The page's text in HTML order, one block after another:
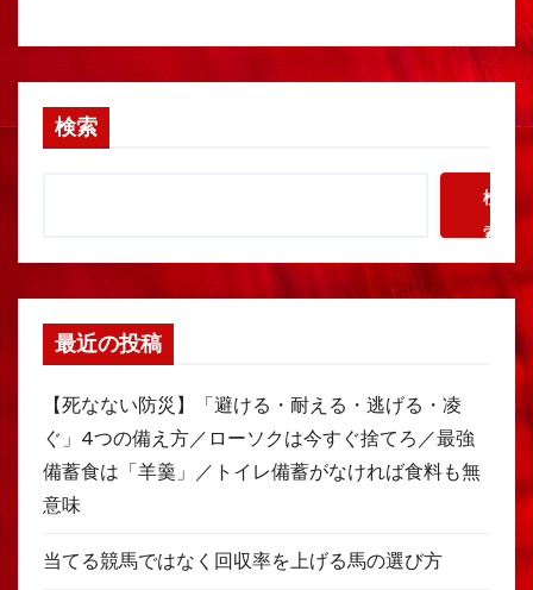
検索
検
索
最近の投稿
【死なない防災】「避ける・耐える・逃げる・凌
ぐ」4つの備え方／ローソクは今すぐ捨てろ／最強
備蓄食は「羊羹」／トイレ備蓄がなければ食料も無
意味
当てる競馬ではなく回収率を上げる馬の選び方